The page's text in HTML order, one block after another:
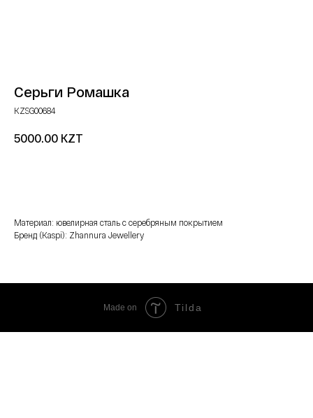
Серьги Ромашка
KZSG00684
5000.00 KZT
Материал: ювелирная сталь с серебряным покрытием
Бренд (Kaspi): Zhannura Jewellery
Made on Tilda